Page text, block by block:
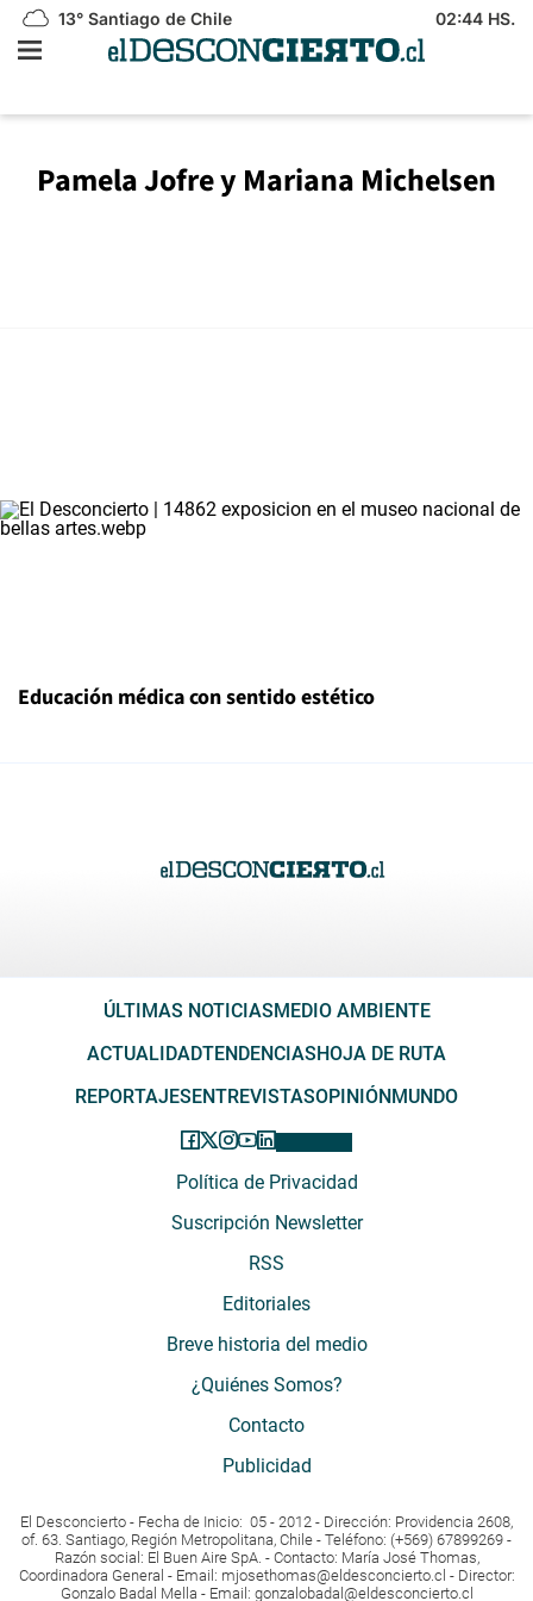
13° Santiago de Chile 02:44 HS.
Pamela Jofre y Mariana Michelsen
Educación médica con sentido estético
ÚLTIMAS NOTICIASMEDIO AMBIENTE
ACTUALIDADTENDENCIASHOJA DE RUTA
REPORTAJESENTREVISTASOPINIÓNMUNDO
Política de Privacidad
Suscripción Newsletter
RSS
Editoriales
Breve historia del medio
¿Quiénes Somos?
Contacto
Publicidad
El Desconcierto - Fecha de Inicio: 05 - 2012 - Dirección: Providencia 2608,
of. 63. Santiago, Región Metropolitana, Chile - Teléfono: (+569) 67899269 -
Razón social: El Buen Aire SpA. - Contacto: María José Thomas,
Coordinadora General - Email: mjosethomas@eldesconcierto.cl - Director:
Gonzalo Badal Mella - Email: gonzalobadal@eldesconcierto.cl